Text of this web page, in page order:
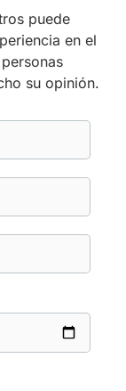
puede
en el
su opinión.